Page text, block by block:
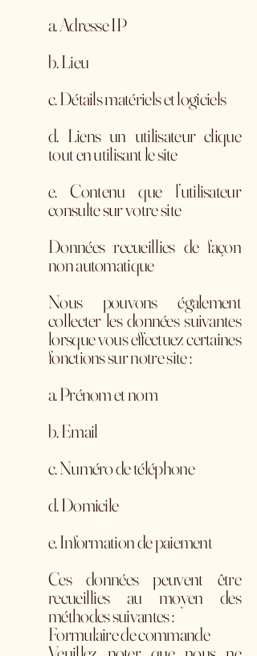
a. Adresse IP
b. Lieu
c. Détails matériels et logiciels
d. Liens un utilisateur clique
tout en utilisant le site
e. Contenu que l’utilisateur
consulte sur votre site
Données recueillies de façon
non automatique
Nous pouvons également
collecter les données suivantes
lorsque vous effectuez certaines
fonctions sur notre site :
a. Prénom et nom
b. Email
c. Numéro de téléphone
d. Domicile
e. Information de paiement
Ces données peuvent être
recueillies au moyen des
méthodes suivantes :
Formulaire de commande